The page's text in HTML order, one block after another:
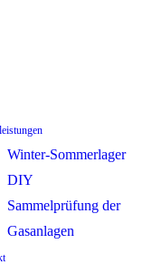
Winter-Sommerlager
DIY
Sammelprüfung der
Gasanlagen